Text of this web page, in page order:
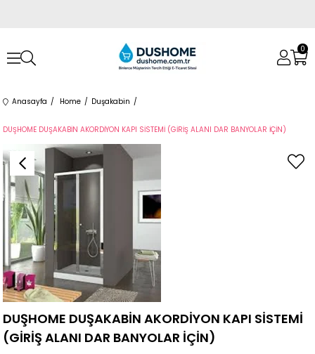
0
Anasayfa Home Duşakabin
DUŞHOME DUŞAKABİN AKORDİYON KAPI SİSTEMİ (GİRİŞ ALANI DAR BANYOLAR İÇİN)
DUŞHOME DUŞAKABİN AKORDİYON KAPI SİSTEMİ
(GİRİŞ ALANI DAR BANYOLAR İÇİN)